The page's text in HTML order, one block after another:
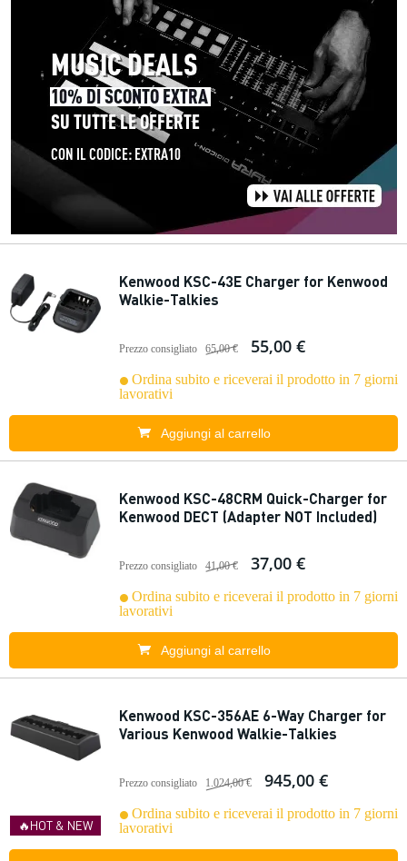
Kenwood KSC-43E Charger for Kenwood
Walkie-Talkies
Prezzo consigliato 65,00 € 55,00 €
Ordina subito e riceverai il prodotto in 7 giorni
lavorativi
Aggiungi al carrello
Kenwood KSC-48CRM Quick-Charger for
Kenwood DECT (Adapter NOT Included)
Prezzo consigliato 41,00 € 37,00 €
Ordina subito e riceverai il prodotto in 7 giorni
lavorativi
Aggiungi al carrello
🔥HOT & NEW
Kenwood KSC-356AE 6-Way Charger for
Various Kenwood Walkie-Talkies
Prezzo consigliato 1.024,00 € 945,00 €
Ordina subito e riceverai il prodotto in 7 giorni
lavorativi